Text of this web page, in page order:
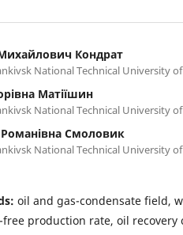
Кондрат
National Technical University of
Матіїшин
National Technical University of
Романівна Смоловик
National Technical University of
oil and gas-condensate field,
free production rate, oil recovery